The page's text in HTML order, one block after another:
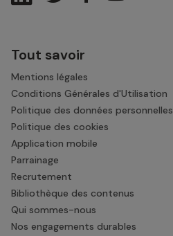
Tout savoir
Mentions légales
Conditions Générales d'Utilisation
Politique des données personnelles
Politique des cookies
Application mobile
Parrainage
Recrutement
Bibliothèque des contenus
Qui sommes-nous
Nos engagements durables